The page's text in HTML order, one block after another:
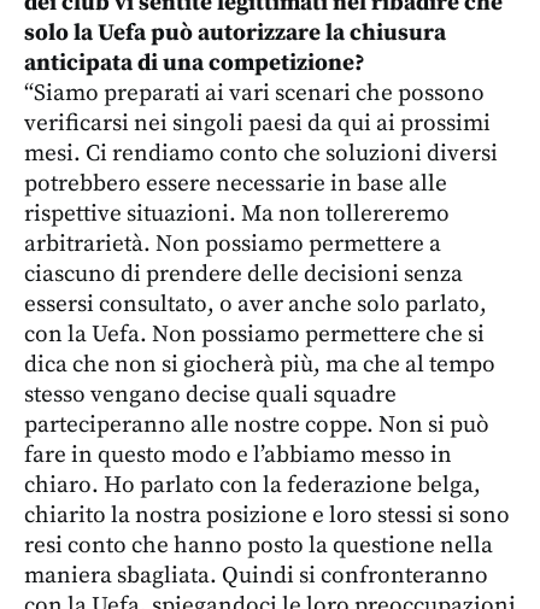
solo la Uefa può autorizzare la chiusura
anticipata di una competizione?
“Siamo preparati ai vari scenari che possono
verificarsi nei singoli paesi da qui ai prossimi
mesi. Ci rendiamo conto che soluzioni diversi
potrebbero essere necessarie in base alle
rispettive situazioni. Ma non tollereremo
arbitrarietà. Non possiamo permettere a
ciascuno di prendere delle decisioni senza
essersi consultato, o aver anche solo parlato,
con la Uefa. Non possiamo permettere che si
dica che non si giocherà più, ma che al tempo
stesso vengano decise quali squadre
parteciperanno alle nostre coppe. Non si può
fare in questo modo e l’abbiamo messo in
chiaro. Ho parlato con la federazione belga,
chiarito la nostra posizione e loro stessi si sono
resi conto che hanno posto la questione nella
maniera sbagliata. Quindi si confronteranno